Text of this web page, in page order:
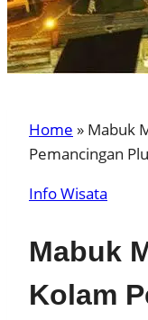
Home » Mabuk
Pemancingan
Info Wisata
Mabuk
Kolam